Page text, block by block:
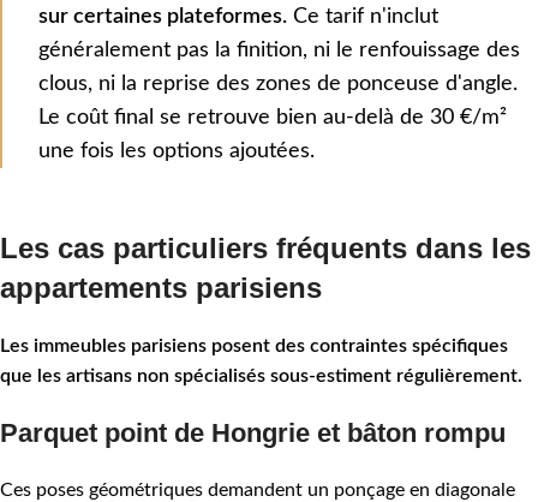
sur certaines plateformes. Ce tarif n'inclut
généralement pas la finition, ni le renfouissage des
clous, ni la reprise des zones de ponceuse d'angle.
Le coût final se retrouve bien au-delà de 30 €/m²
une fois les options ajoutées.
Les cas particuliers fréquents dans les
appartements parisiens
Les immeubles parisiens posent des contraintes spécifiques
que les artisans non spécialisés sous-estiment régulièrement.
Parquet point de Hongrie et bâton rompu
Ces poses géométriques demandent un ponçage en diagonale